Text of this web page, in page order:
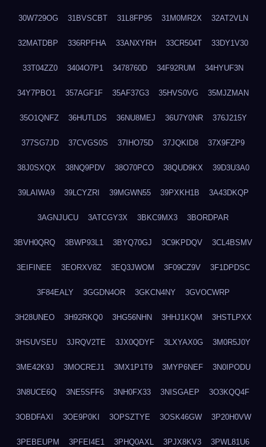
30W729OG 31BVSCBT 31L8FP95 31M0MR2X 32AT2VLN
32MATDBP 336RPFHA 33ANXYRH 33CR504T 33DY1V30
33T04ZZ0 3404O7P1 3478760D 34F92RUM 34HYUF3N
34Y7PBO1 357AGF1F 35AF37G3 35HVS0VG 35MJZMAN
35O1QNFZ 36HUTLDS 36NU8MEJ 36U7Y0NR 376J215Y
377SG7JD 37CVGS0S 37IHO75D 37JQKID8 37X9FZP9
38J0SXQX 38NQ9PDV 38O70PCO 38QUD9KX 39D3U3A0
39LAIWA9 39LCYZRI 39MGWN55 39PXKH1B 3A43DKQP
3AGNJUCU 3ATCGY3X 3BKC9MX3 3BORDPAR
3BVH0QRQ 3BWP93L1 3BYQ70GJ 3C9KPDQV 3CL4BSMV
3EIFINEE 3EORXV8Z 3EQ3JWOM 3F09CZ9V 3F1DPDSC
3F84EALY 3GGDN4OR 3GKCN4NY 3GVOCWRP
3H28UNEO 3H92RKQ0 3HG56NHN 3HHJ1KQM 3HSTLPXX
3HSUVSEU 3JRQV2TE 3JX0QDYF 3LXYAX0G 3M0R5J0Y
3ME42K9J 3MOCREJ1 3MX1P1T9 3MYP6NEF 3N0IPODU
3N8UCE6Q 3NE5SFF6 3NH0FX33 3NISGAEP 3O3KQQ4F
3OBDFAXI 3OE9P0KI 3OPSZTYE 3OSK46GW 3P20H0VW
3PEBEUPM 3PFEI4E1 3PHQ0AXL 3PJX8KV3 3PWL81U6